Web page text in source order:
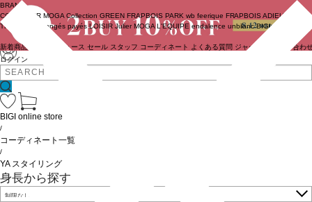
ログイン
BRAND
COUTURIER MOGA Collection GREEN FRAPBOIS PARK wb feerique FRAPBOIS ADIEU
TRISTESSE
congés payés LOISIR Julier MOGA L'EQUIPE endalence unbilanc BIGI online store
新着商品 ニュース セール スタッフ コーディネート よくある質問 ジャーナル お問い合わ
BIGI online store
/
コーディネート一覧
/
YA スタイリング
身長から探す